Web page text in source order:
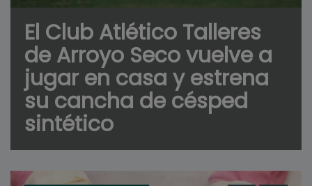
El Club Atlético Talleres
de Arroyo Seco vuelve a
jugar en casa y estrena
su cancha de césped
sintético